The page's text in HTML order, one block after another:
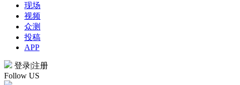
现场
视频
众测
投稿
APP
登录|注册
Follow US